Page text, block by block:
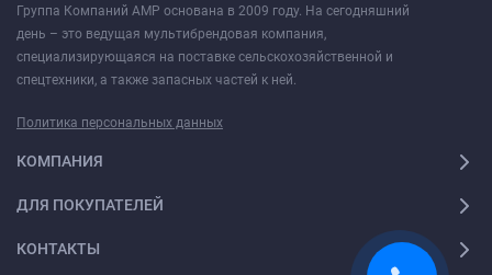
Группа Компаний АМР основана в 2009 году. На сегодняшний
день – это ведущая мультибрендовая компания,
специализирующаяся на поставке сельскохозяйственной и
спецтехники, а также запасных частей к ней.
Политика персональных данных
КОМПАНИЯ
ДЛЯ ПОКУПАТЕЛЕЙ
КОНТАКТЫ